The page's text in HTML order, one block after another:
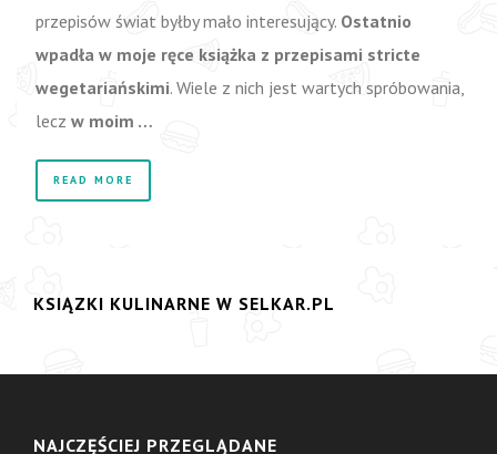
przepisów świat byłby mało interesujący. Ostatnio
wpadła w moje ręce książka z przepisami stricte
wegetariańskimi. Wiele z nich jest wartych spróbowania,
lecz w moim …
READ MORE
KSIĄZKI KULINARNE W SELKAR.PL
NAJCZĘŚCIEJ PRZEGLĄDANE